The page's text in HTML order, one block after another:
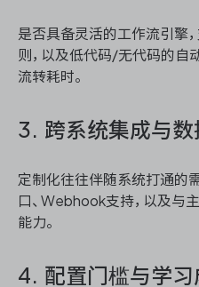
是否具备灵活的工作流引擎
则，以及低代码/无代码的自
流转耗时。
3. 跨系统集成与数
定制化往往伴随系统打通的
口、Webhook支持，以及与
能力。
4. 配置门槛与学习